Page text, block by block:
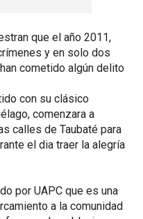
que el año 2011,
y en solo dos
cometido algún delito
con su clásico
comenzara a
calles de Taubaté para
el dia traer la alegría
por UAPC que es una
a la comunidad